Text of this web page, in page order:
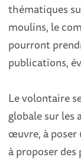
thématiques
moulins, le
pourront
publications,
Le volontaire
globale sur les
œuvre, à poser
à proposer